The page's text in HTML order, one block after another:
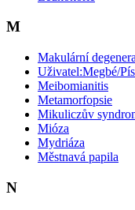
M
Makulární
Uživatel:Megbé/
Meibomianitis
Metamorfopsie
Mikuliczův
Mióza
Mydriáza
Městnavá papila
N